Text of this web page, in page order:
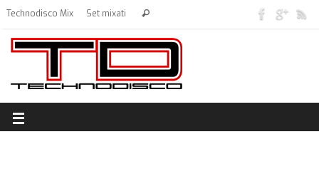
Technodisco Mix Set mixati